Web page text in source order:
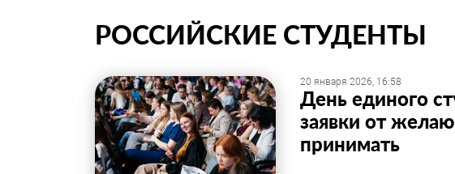
РОССИЙСКИЕ СТУДЕНТЫ
20 января 2026, 16:58
День единого
заявки от
принимать